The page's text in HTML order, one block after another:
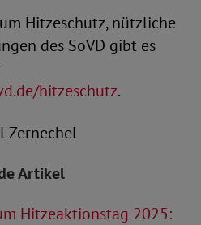
Hitzeschutz, nützliche
des SoVD gibt es
hitzeschutz.
Zernechel
Artikel
Hitzeaktionstag 2025: